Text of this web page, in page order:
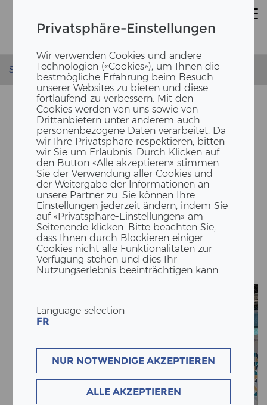
Privatsphäre-Einstellungen
Wir verwenden Cookies und andere
Technologien («Cookies»), um Ihnen die
bestmögliche Erfahrung beim Besuch
unserer Websites zu bieten und diese
fortlaufend zu verbessern. Mit den
Cookies werden von uns sowie von
Drittanbietern unter anderem auch
personenbezogene Daten verarbeitet. Da
wir Ihre Privatsphäre respektieren, bitten
wir Sie um Erlaubnis. Durch Klicken auf
den Button «Alle akzeptieren» stimmen
Sie der Verwendung aller Cookies und
der Weitergabe der Informationen an
unsere Partner zu. Sie können Ihre
Einstellungen jederzeit ändern, indem Sie
auf «Privatsphäre-Einstellungen» am
Seitenende klicken. Bitte beachten Sie,
dass Ihnen durch Blockieren einiger
Cookies nicht alle Funktionalitäten zur
Verfügung stehen und dies Ihr
Nutzungserlebnis beeinträchtigen kann.
Language selection
FR
NUR NOTWENDIGE AKZEPTIEREN
ALLE AKZEPTIEREN
Startseite News The Branch Talk, Vortrag Samuel Bieber
THE BRANCH TALK: DE­SIGN
BUILD - EIN IN­TE­GRA­TI­VES
AB­WICK­LUNGS­MO­DELL